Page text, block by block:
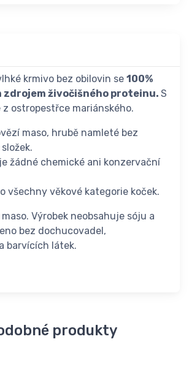
krmivo bez obilovin se 100%
zdrojem živočišného proteinu. S
z ostropestřce mariánského.
maso, hrubě namleté bez
žádné chemické ani konzervační
všechny věkové kategorie koček.
Výrobek neobsahuje sóju a
bez dochucovadel,
barvících látek.
produkty